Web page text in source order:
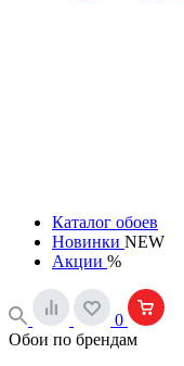
Каталог обоев
Новинки NEW
Акции %
0
Обои по брендам